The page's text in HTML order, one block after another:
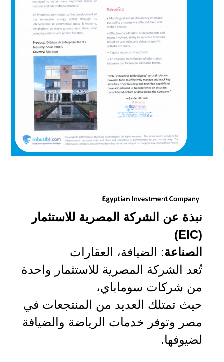
نبذة عن الشركة المصرية للاستثمار
(EIC)
الصناعة: الضيافة، العقارات
تُعد الشركة المصرية للاستثمار واحدة
من شركات سوماباي،
حيث تمتلك العديد من المنتجعات في
مصر وتوفر خدمات الرياضة والضيافة
لضيوفها.